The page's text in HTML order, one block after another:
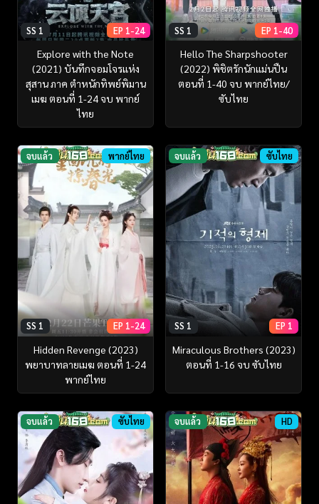
SS 1 EP 1-24
Explore with the Note
(2021) บันทึกจอมโจรแห่ง
สุสาน ภาค ตำหนักทิพย์พิมาน
เมฆ ตอนที่ 1-24 จบ พากย์
ไทย
SS 1 EP 1-40
Hello The Sharpshooter
(2022) พิชิตรักนักแม่นปืน
ตอนที่ 1-40 จบ พากย์ไทย/
ซับไทย
จบแล้ว พากย์ไทย
SS 1 EP 1-24
Hidden Revenge (2023)
พยาบาทลายเมฆ ตอนที่ 1-24
พากย์ไทย
จบแล้ว ซับไทย
SS 1 EP 1
Miraculous Brothers (2023)
ตอนที่ 1-16 จบ ซับไทย
จบแล้ว ซับไทย จบแล้ว HD